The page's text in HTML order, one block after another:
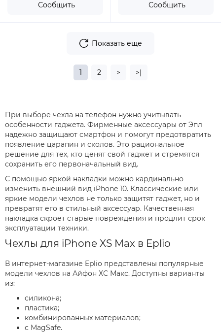
Сообщить Сообщить
Показать еще
1 2 > >|
При выборе чехла на телефон нужно учитывать
особенности гаджета. Фирменные аксессуары от Эпл
надежно защищают смартфон и помогут предотвратить
появление царапин и сколов. Это рациональное
решение для тех, кто ценят свой гаджет и стремятся
сохранить его первоначальный вид.
С помощью яркой накладки можно кардинально
изменить внешний вид iPhone 10. Классические или
яркие модели чехлов не только защитят гаджет, но и
превратят его в стильный аксессуар. Качественная
накладка скроет старые повреждения и продлит срок
эксплуатации техники.
Чехлы для iPhone XS Max в Eplio
В интернет-магазине Eplio представлены популярные
модели чехлов на Айфон ХС Макс. Доступны варианты
из:
силикона;
пластика;
комбинированных материалов;
с MagSafe.